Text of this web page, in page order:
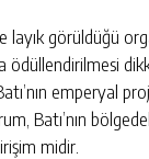
layık görüldüğü
ödüllendirilmesi
emperyal
Batı’nın
midir.